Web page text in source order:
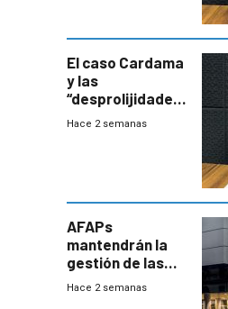
innovadora
El caso Cardama
y las
“desprolijidades”
que la
Hace 2 semanas
AFAPs
mantendrán la
gestión de las
cuentas
Hace 2 semanas